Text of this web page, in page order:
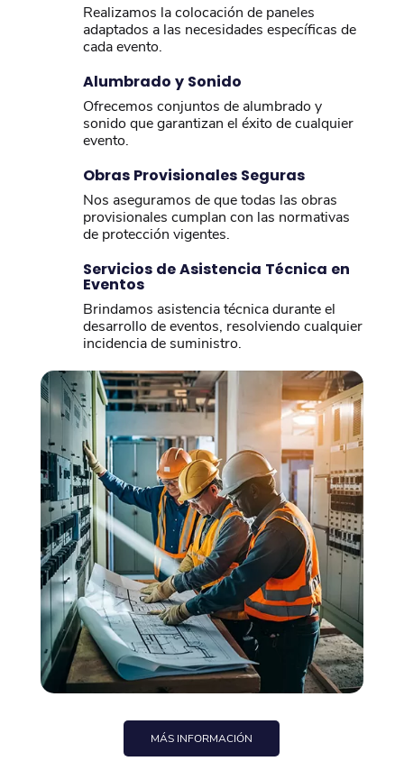
Realizamos la colocación de paneles
adaptados a las necesidades específicas de
cada evento.
Alumbrado y Sonido
Ofrecemos conjuntos de alumbrado y
sonido que garantizan el éxito de cualquier
evento.
Obras Provisionales Seguras
Nos aseguramos de que todas las obras
provisionales cumplan con las normativas
de protección vigentes.
Servicios de Asistencia Técnica en
Eventos
Brindamos asistencia técnica durante el
desarrollo de eventos, resolviendo cualquier
incidencia de suministro.
MÁS INFORMACIÓN